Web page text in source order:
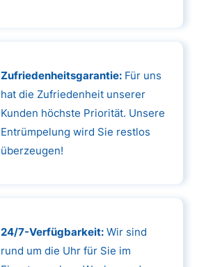
Zufriedenheitsgarantie:Für uns
hat die Zufriedenheit unserer
Kunden höchste Priorität. Unsere
Entrümpelung wird Sie restlos
überzeugen!
24/7-Verfügbarkeit:Wir sind
rund um die Uhr für Sie im